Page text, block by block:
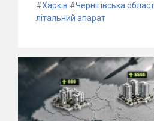
#Харків #Чернігівська
літальний апарат